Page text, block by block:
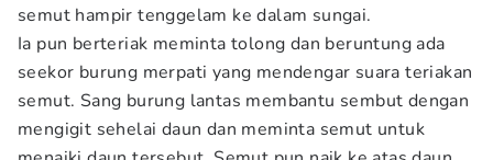
semut hampir tenggelam ke dalam sungai.
Ia pun berteriak meminta tolong dan beruntung ada
seekor burung merpati yang mendengar suara teriakan
semut. Sang burung lantas membantu sembut dengan
mengigit sehelai daun dan meminta semut untuk